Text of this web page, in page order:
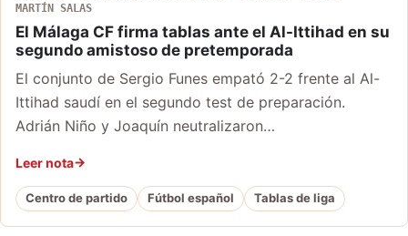
MARTÍN SALAS
El Málaga CF firma tablas ante el Al-Ittihad en su
segundo amistoso de pretemporada
El conjunto de Sergio Funes empató 2-2 frente al Al-
Ittihad saudí en el segundo test de preparación.
Adrián Niño y Joaquín neutralizaron…
Leer nota
Centro de partido Fútbol español Tablas de liga